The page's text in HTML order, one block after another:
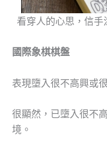
看穿人的心思，信
國際象棋棋盤
表現墮入很不高興或
很顯然，已墮入很不
境。